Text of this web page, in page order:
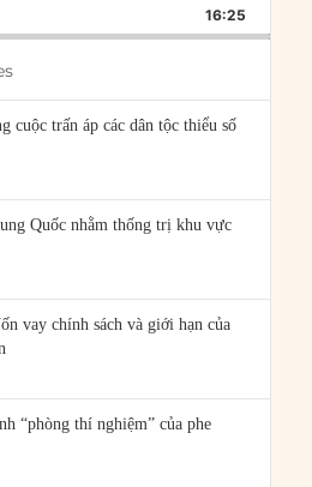
FORWARD
16:25
cuộc trấn áp các dân tộc thiểu số
Quốc nhằm thống trị khu vực
vay chính sách và giới hạn của
“phòng thí nghiệm” của phe